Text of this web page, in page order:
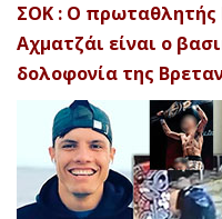
ΣΟΚ : Ο πρωταθλητής
Αχματζάι είναι ο
δολοφονία της